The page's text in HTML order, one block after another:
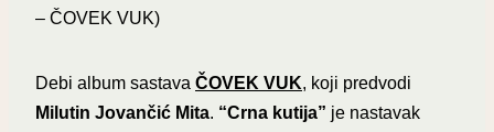
– ČOVEK VUK)
Debi album sastava ČOVEK VUK, koji predvodi
Milutin Jovančić Mita. “Crna kutija” je nastavak